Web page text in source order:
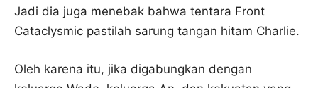
Jadi dia juga menebak bahwa tentara Front
Cataclysmic pastilah sarung tangan hitam Charlie.
Oleh karena itu, jika digabungkan dengan